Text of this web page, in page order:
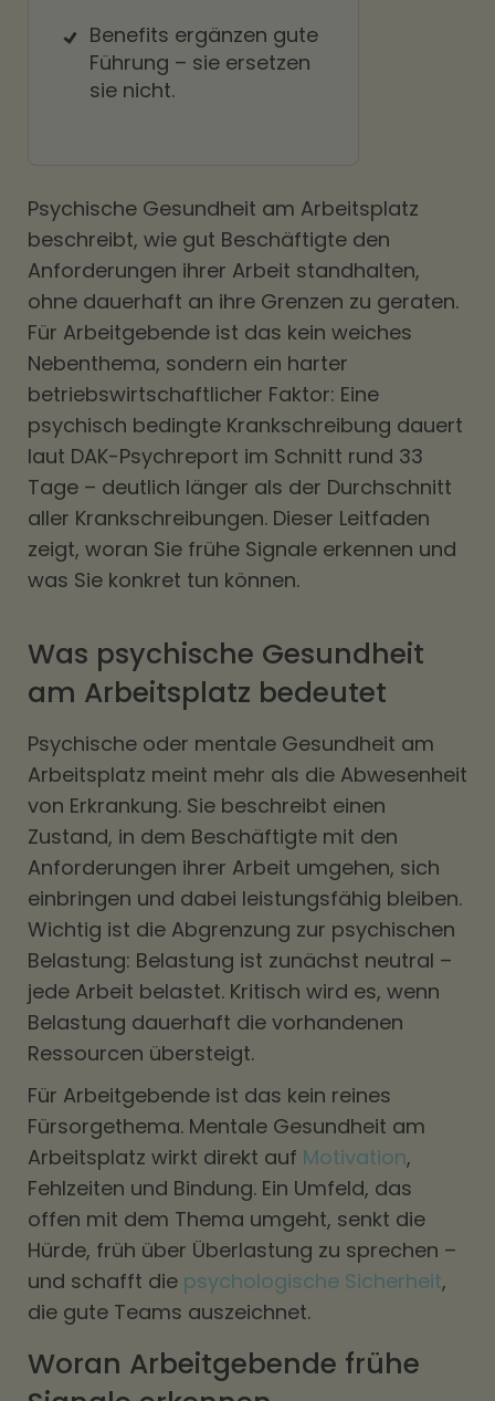
Benefits ergänzen gute
Führung – sie ersetzen
sie nicht.
Psychische Gesundheit am Arbeitsplatz
beschreibt, wie gut Beschäftigte den
Anforderungen ihrer Arbeit standhalten,
ohne dauerhaft an ihre Grenzen zu geraten.
Für Arbeitgebende ist das kein weiches
Nebenthema, sondern ein harter
betriebswirtschaftlicher Faktor: Eine
psychisch bedingte Krankschreibung dauert
laut DAK-Psychreport im Schnitt rund 33
Tage – deutlich länger als der Durchschnitt
aller Krankschreibungen. Dieser Leitfaden
zeigt, woran Sie frühe Signale erkennen und
was Sie konkret tun können.
Was psychische Gesundheit
am Arbeitsplatz bedeutet
Psychische oder mentale Gesundheit am
Arbeitsplatz meint mehr als die Abwesenheit
von Erkrankung. Sie beschreibt einen
Zustand, in dem Beschäftigte mit den
Anforderungen ihrer Arbeit umgehen, sich
einbringen und dabei leistungsfähig bleiben.
Wichtig ist die Abgrenzung zur psychischen
Belastung: Belastung ist zunächst neutral –
jede Arbeit belastet. Kritisch wird es, wenn
Belastung dauerhaft die vorhandenen
Ressourcen übersteigt.
Für Arbeitgebende ist das kein reines
Fürsorgethema. Mentale Gesundheit am
Arbeitsplatz wirkt direkt auf Motivation,
Fehlzeiten und Bindung. Ein Umfeld, das
offen mit dem Thema umgeht, senkt die
Hürde, früh über Überlastung zu sprechen –
und schafft die psychologische Sicherheit,
die gute Teams auszeichnet.
Woran Arbeitgebende frühe